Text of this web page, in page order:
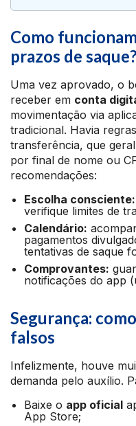
Como
prazos de saque?
Uma vez aprovado, o
receber em conta
movimentação via
tradicional. Havia
transferência, que
por final de nome ou
recomendações:
Escolha consciente:
verifique limites de
Calendário:
pagamentos
tentativas de saque
Comprovantes:
notificações do app
Segurança:
falsos
Infelizmente, houve
demanda pelo auxílio.
Baixe o app oficial
App Store;